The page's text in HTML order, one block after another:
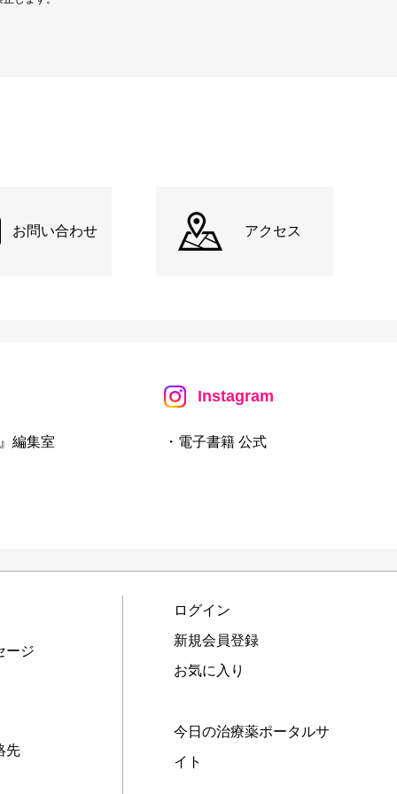
お問い合わせ アクセス
編集室
Instagram
・電子書籍 公式
ージ
先
ログイン
新規会員登録
お気に入り
今日の治療薬ポータルサ
イト